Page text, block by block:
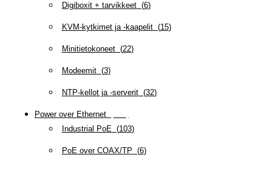
Digiboxit + tarvikkeet(6)
KVM-kytkimet ja -kaapelit(15)
Minitietokoneet(22)
Modeemit(3)
NTP-kellot ja -serverit(32)
Power over Ethernet(
Industrial PoE(103)
PoE over COAX/TP (6)